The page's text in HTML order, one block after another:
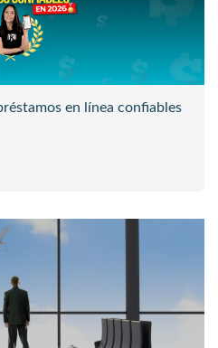
en línea confiables